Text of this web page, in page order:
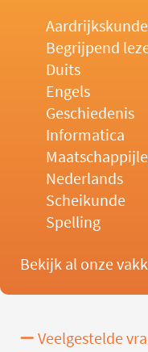
Aardrijkskunde
Begrijpend
Duits
Engels
Geschiedenis
Informatica
Nederlands
Scheikunde
Spelling
Bekijk al onze
Veelgestelde